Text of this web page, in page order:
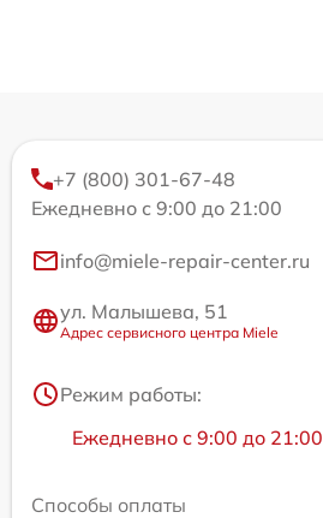
+7 (800) 301-67-48
Ежедневно с 9:00 до 21:00
info@miele-repair-center.ru
ул. Малышева, 51
Адрес сервисного центра Miele
Режим работы:
Ежедневно с 9:00 до 21:00
Способы оплаты